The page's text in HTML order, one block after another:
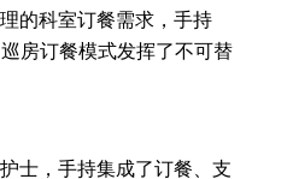
的科室订餐需求，手持
房订餐模式发挥了不可替
士，手持集成了订餐、支